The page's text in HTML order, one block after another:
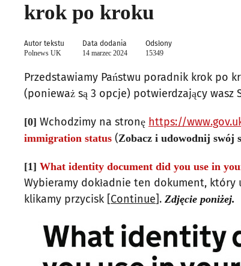
krok po kroku
Autor tekstu
Polnews UK
Data dodania
14 marzec 2024
Odsłony
15349
Przedstawiamy Państwu poradnik krok po
(ponieważ są 3 opcje) potwierdzający
[0] Wchodzimy na stronę https://
immigration status (Zobacz i udowodnij swój
[1] What identity document did you use in
Wybieramy dokładnie ten dokument,
klikamy przycisk [Continue]. Zdjęcie poniżej.